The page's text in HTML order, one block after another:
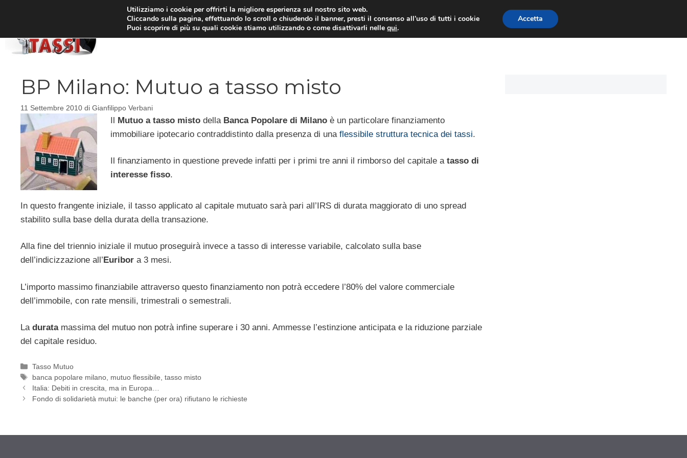
PRESTITI
BP Milano: Mutuo a tasso misto
11 Settembre 2010 di Gianfilippo Verbani
Il Mutuo a tasso misto della Banca Popolare di Milano è un particolare finanziamento
immobiliare ipotecario contraddistinto dalla presenza di una flessibile struttura tecnica dei tassi.
Il finanziamento in questione prevede infatti per i primi tre anni il rimborso del capitale a tasso di
interesse fisso.
In questo frangente iniziale, il tasso applicato al capitale mutuato sarà pari all’IRS di durata maggiorato di uno spread
stabilito sulla base della durata della transazione.
Alla fine del triennio iniziale il mutuo proseguirà invece a tasso di interesse variabile, calcolato sulla base
dell’indicizzazione all’ Euribor a 3 mesi.
L’importo massimo finanziabile attraverso questo finanziamento non potrà eccedere l’80% del valore commerciale
dell’immobile, con rate mensili, trimestrali o semestrali.
La durata massima del mutuo non potrà infine superare i 30 anni. Ammesse l’estinzione anticipata e la riduzione parziale
del capitale residuo.
Categorie
Tasso Mutuo
Tag
banca popolare milano mutuo flessibile ,tasso misto
Italia: Debiti in crescita, ma in Europa…
Fondo di solidarietà mutui: le banche (per ora) rifiutano le richieste
Utilizziamo i cookie per offrirti la migliore esperienza sul nostro sito web.
Cliccando sulla pagina, effettuando lo scroll o chiudendo il banner, presti il consenso all’uso di tutti i cookie
Puoi scoprire di più su quali cookie stiamo utilizzando o come disattivarli nellequi.
Accetta